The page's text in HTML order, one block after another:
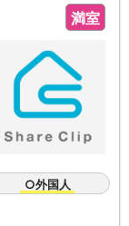
満室
○外国人